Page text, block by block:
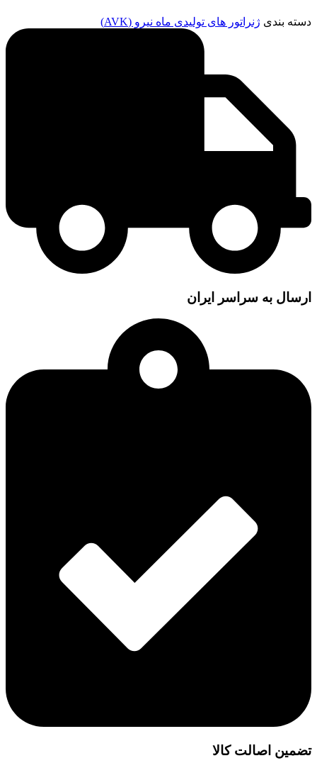
دسته بندی ژنراتور های تولیدی ماه نیرو (AVK)
ارسال به سراسر ایران
تضمین اصالت کالا